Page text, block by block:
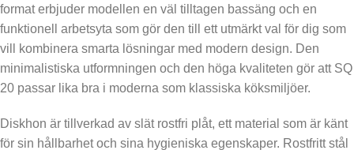
format erbjuder modellen en väl tilltagen bassäng och en
funktionell arbetsyta som gör den till ett utmärkt val för dig som
vill kombinera smarta lösningar med modern design. Den
minimalistiska utformningen och den höga kvaliteten gör att SQ
20 passar lika bra i moderna som klassiska köksmiljöer.
Diskhon är tillverkad av slät rostfri plåt, ett material som är känt
för sin hållbarhet och sina hygieniska egenskaper. Rostfritt stål